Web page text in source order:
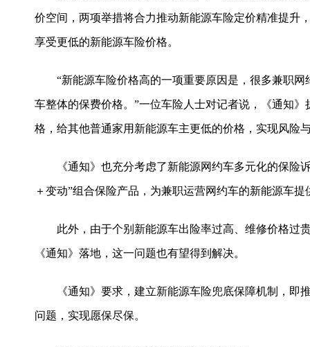
价空间，两项举措将合力推动新能源车险定价精准提升
享受更低的新能源车险价格。
“新能源车险价格高的一项重要原因是，很多兼职网
车整体的保费价格。”一位车险人士对记者说，《通知
格，给其他普通家用新能源车主更低的价格，实现风险
《通知》也充分考虑了新能源网约车多元化的保险诉
＋变动”组合保险产品，为兼职运营网约车的新能源车
此外，由于个别新能源车出险率过高、维修价格过
《通知》落地，这一问题也有望得到解决。
《通知》要求，建立新能源车险兜底保障机制，即
问题，实现愿保尽保。